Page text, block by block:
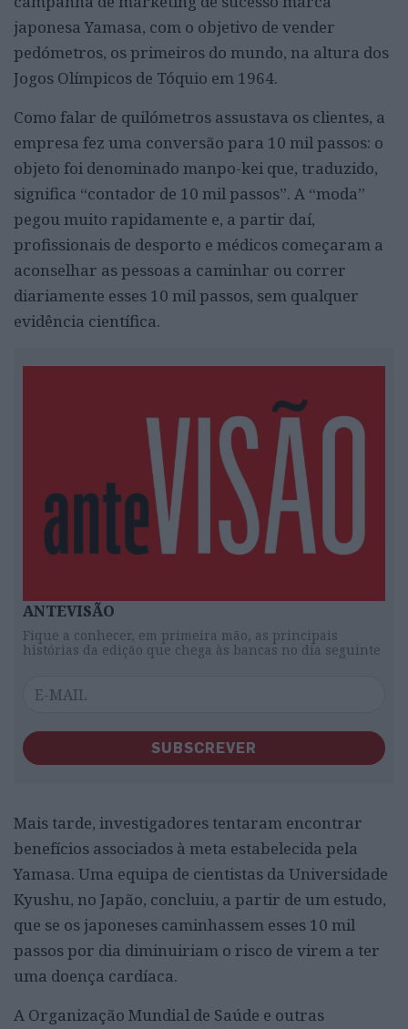
japonesa Yamasa, com o objetivo de vender
pedómetros, os primeiros do mundo, na altura dos
Jogos Olímpicos de Tóquio em 1964.
Como falar de quilómetros assustava os clientes, a
empresa fez uma conversão para 10 mil passos: o
objeto foi denominado manpo-kei que, traduzido,
significa “contador de 10 mil passos”. A “moda”
pegou muito rapidamente e, a partir daí,
profissionais de desporto e médicos começaram a
aconselhar as pessoas a caminhar ou correr
diariamente esses 10 mil passos, sem qualquer
evidência científica.
ANTEVISÃO
Fique a conhecer, em primeira mão, as principais
histórias da edição que chega às bancas no dia seguinte
SUBSCREVER
Mais tarde, investigadores tentaram encontrar
benefícios associados à meta estabelecida pela
Yamasa. Uma equipa de cientistas da Universidade
Kyushu, no Japão, concluiu, a partir de um estudo,
que se os japoneses caminhassem esses 10 mil
passos por dia diminuiriam o risco de virem a ter
uma doença cardíaca.
A Organização Mundial de Saúde e outras